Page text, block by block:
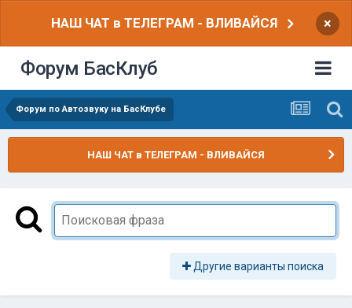
НАШ ЧАТ в ТЕЛЕГРАМ - ВЛИВАЙСЯ ×
Форум БасКлуб
Форум по Автозвуку на БасКлубе
НАШ ЧАТ в ТЕЛЕГРАМ - ВЛИВАЙСЯ
Другие варианты поиска